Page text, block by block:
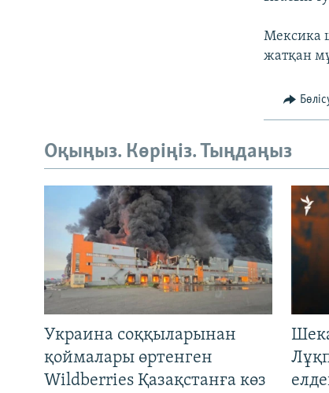
Мексика
жатқан
Оқыңыз. Көріңіз. Тыңдаңыз
Украина соққыларынан
қоймалары өртенген
Wildberries Қазақстанға көз